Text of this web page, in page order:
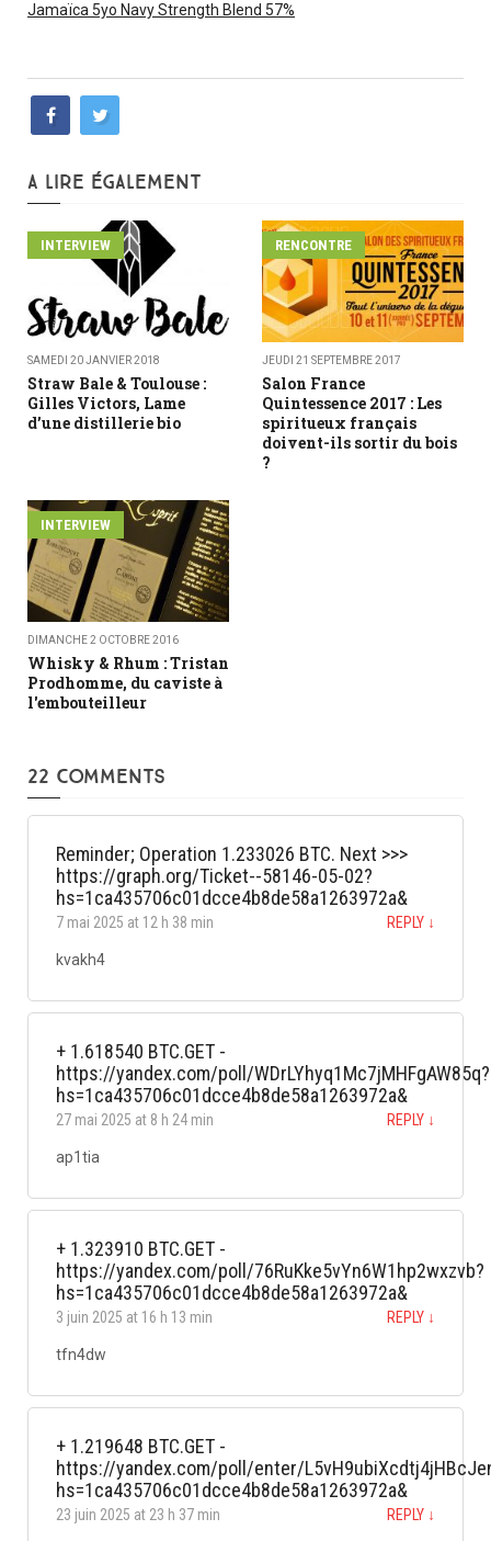
Jamaïca 5yo Navy Strength Blend 57%
A LIRE ÉGALEMENT
INTERVIEW
SAMEDI 20 JANVIER 2018
Straw Bale & Toulouse :
Gilles Victors, Lame
d’une distillerie bio
RENCONTRE
JEUDI 21 SEPTEMBRE 2017
Salon France
Quintessence 2017 : Les
spiritueux français
doivent-ils sortir du bois
?
INTERVIEW
DIMANCHE 2 OCTOBRE 2016
Whisky & Rhum : Tristan
Prodhomme, du caviste à
l'embouteilleur
22 COMMENTS
Reminder; Operation 1.233026 BTC. Next >>>
https://graph.org/Ticket--58146-05-02?
hs=1ca435706c01dcce4b8de58a1263972a&
7 mai 2025 at 12 h 38 min REPLY ↓
kvakh4
+ 1.618540 BTC.GET -
https://yandex.com/poll/WDrLYhyq1Mc7jMHFgAW85q?
hs=1ca435706c01dcce4b8de58a1263972a&
27 mai 2025 at 8 h 24 min REPLY ↓
ap1tia
+ 1.323910 BTC.GET -
https://yandex.com/poll/76RuKke5vYn6W1hp2wxzvb?
hs=1ca435706c01dcce4b8de58a1263972a&
3 juin 2025 at 16 h 13 min REPLY ↓
tfn4dw
+ 1.219648 BTC.GET -
https://yandex.com/poll/enter/
hs=1ca435706c01dcce4b8de58a1263972a&
23 juin 2025 at 23 h 37 min REPLY ↓